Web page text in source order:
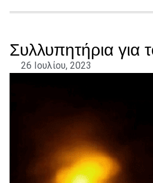
Συλλυπητήρια για
26 Ιουλίου, 2023